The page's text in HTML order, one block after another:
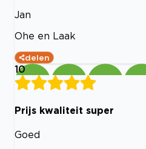
Jan
Ohe en Laak
delen
10
Prijs kwaliteit super
Goed